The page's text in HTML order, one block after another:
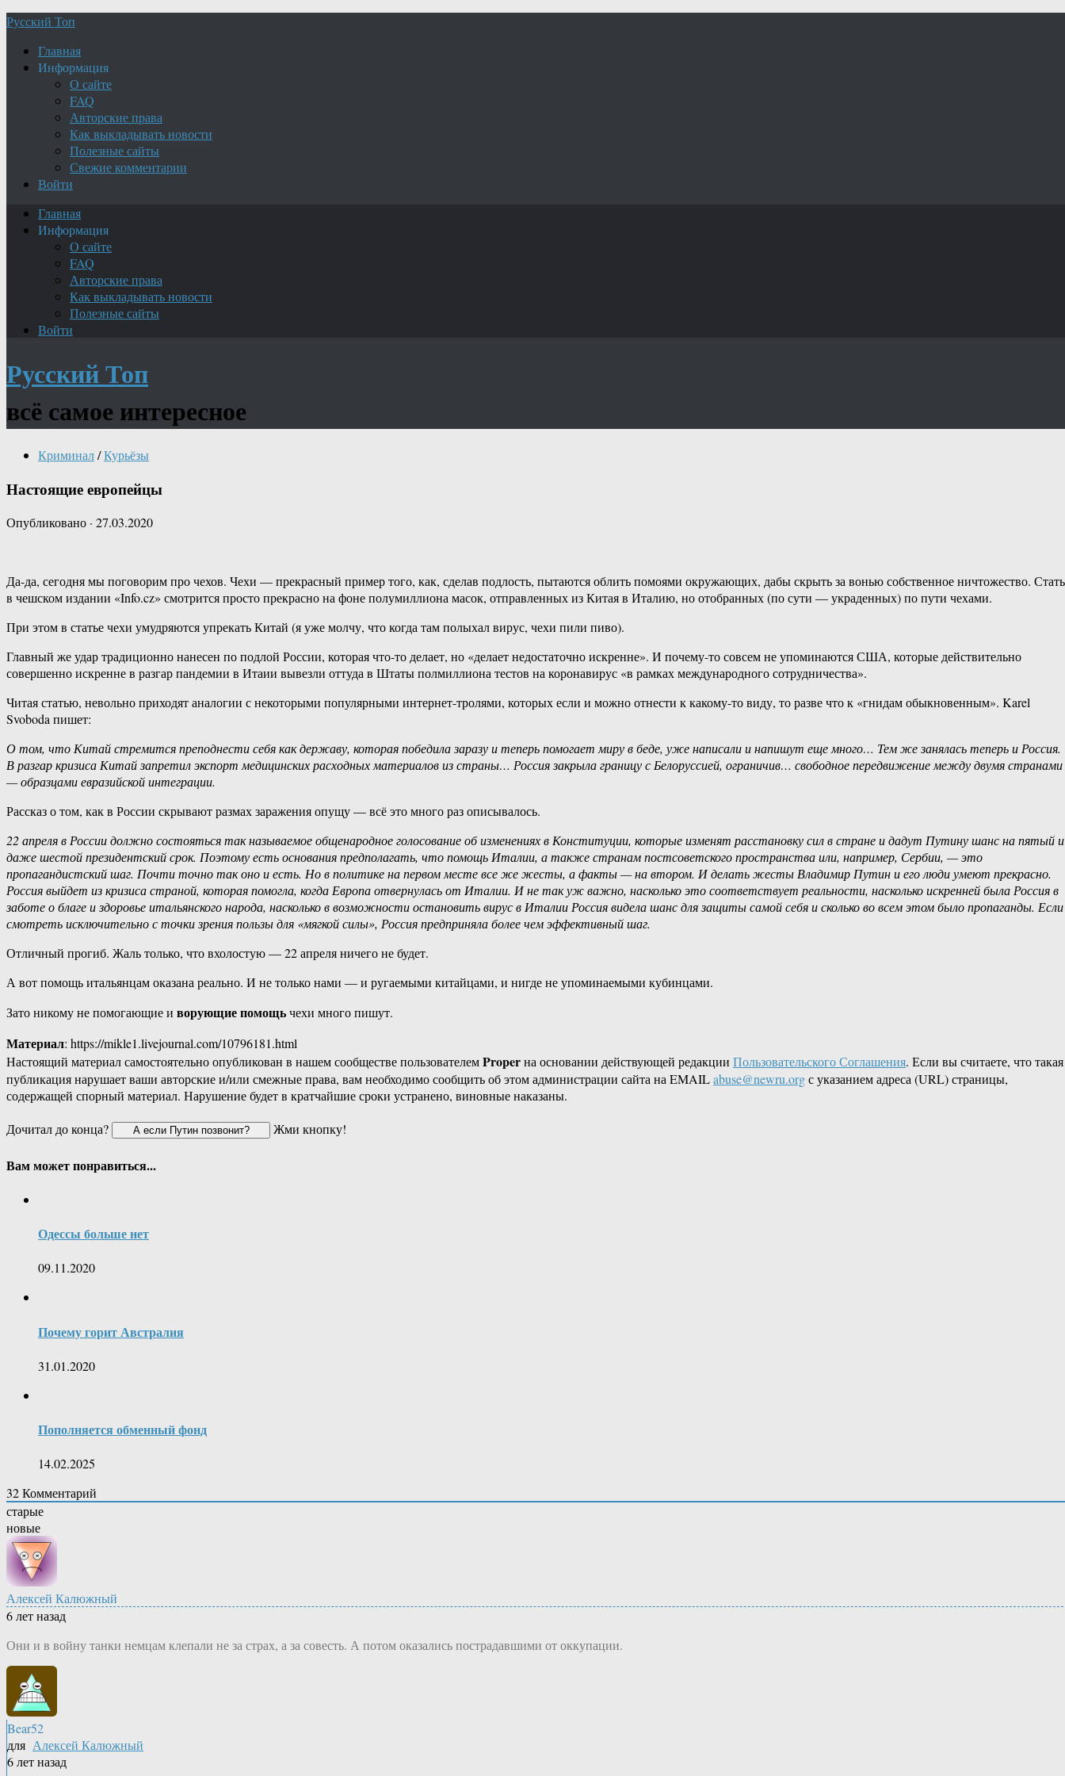
Русский Топ
Главная
Информация
О сайте
FAQ
Авторские права
Как выкладывать новости
Полезные сайты
Свежие комментарии
Войти
Главная
Информация
О сайте
FAQ
Авторские права
Как выкладывать новости
Полезные сайты
Войти
Русский Топ
всё самое интересное
Криминал/Курьёзы
Настоящие европейцы
Опубликовано · 27.03.2020
Да-да, сегодня мы поговорим про чехов. Чехи — прекрасный пример того, как, сделав подлость, пытаются облить помоями окружающих, дабы скрыть за вонью собственное ничтожество.
в чешском издании «Info.cz» смотрится просто прекрасно на фоне полумиллиона масок, отправленных из Китая в Италию, но отобранных (по сути — украденных) по пути чехами.
При этом в статье чехи умудряются упрекать Китай (я уже молчу, что когда там полыхал вирус, чехи пили пиво).
Главный же удар традиционно нанесен по подлой России, которая что-то делает, но «делает недостаточно искренне». И почему-то совсем не упоминаются США, которые действительно
совершенно искренне в разгар пандемии в Итаии вывезли оттуда в Штаты полмиллиона тестов на коронавирус «в рамках международного сотрудничества».
Читая статью, невольно приходят аналогии с некоторыми популярными интернет-тролями, которых если и можно отнести к какому-то виду, то разве что к «гнидам обыкновенным». Karel
Svoboda пишет:
О том, что Китай стремится преподнести себя как державу, которая победила заразу и теперь помогает миру в беде, уже написали и напишут еще много… Тем же занялась теперь и Россия.
В разгар кризиса Китай запретил экспорт медицинских расходных материалов из страны… Россия закрыла границу с Белоруссией, ограничив… свободное передвижение между двумя странами
— образцами евразийской интеграции.
Рассказ о том, как в России скрывают размах заражения опущу — всё это много раз описывалось.
22 апреля в России должно состояться так называемое общенародное голосование об изменениях в Конституции, которые изменят расстановку сил в стране и дадут Путину шанс на пятый и
даже шестой президентский срок. Поэтому есть основания предполагать, что помощь Италии, а также странам постсоветского пространства или, например, Сербии, — это
пропагандистский шаг. Почти точно так оно и есть. Но в политике на первом месте все же жесты, а факты — на втором. И делать жесты Владимир Путин и его люди умеют прекрасно.
Россия выйдет из кризиса страной, которая помогла, когда Европа отвернулась от Италии. И не так уж важно, насколько это соответствует реальности, насколько искренней была Россия в
заботе о благе и здоровье итальянского народа, насколько в возможности остановить вирус в Италии Россия видела шанс для защиты самой себя и сколько во всем этом было пропаганды. Если
смотреть исключительно с точки зрения пользы для «мягкой силы», Россия предприняла более чем эффективный шаг.
Отличный прогиб. Жаль только, что вхолостую — 22 апреля ничего не будет.
А вот помощь итальянцам оказана реально. И не только нами — и ругаемыми китайцами, и нигде не упоминаемыми кубинцами.
Зато никому не помогающие и ворующие помощьчехи много пишут.
Материал: https://mikle1.livejournal.com/10796181.html
Настоящий материал самостоятельно опубликован в нашем сообществе пользователемProperна основании действующей редакции Пользовательского Соглашения. Если вы считаете, что такая
публикация нарушает ваши авторские и/или смежные права, вам необходимо сообщить об этом администрации сайта на EMAILabuse@newru.orgс указанием адреса (URL) страницы,
содержащей спорный материал. Нарушение будет в кратчайшие сроки устранено, виновные наказаны.
Дочитал до конца?
Жми кнопку!
Вам может понравиться...
Одессы больше нет
09.11.2020
Почему горит Австралия
31.01.2020
Пополняется обменный фонд
14.02.2025
32Комментарий
старые
новые
Алексей Калюжный
6 лет назад
Они и в войну танки немцам клепали не за страх, а за совесть. А потом оказались пострадавшими от оккупации.
Bear52
для Алексей Калюжный
6 лет назад